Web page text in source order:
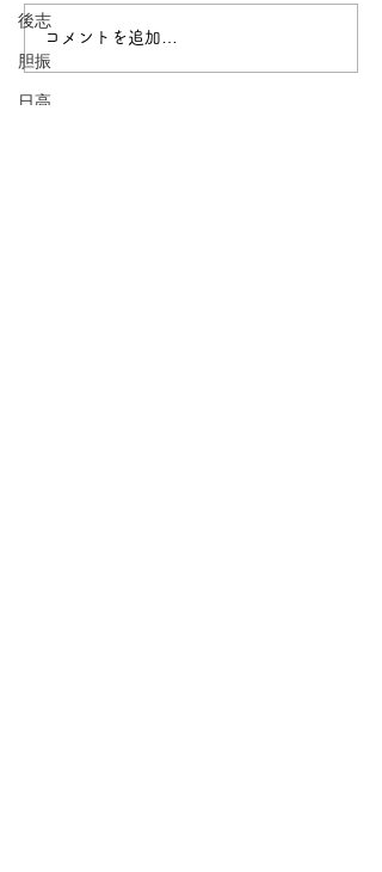
後志
胆振
日高
鹿沼市〜秋まつりのま
ち〜
コメントを追加…